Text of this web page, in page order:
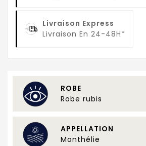
Livraison Express
Livraison En 24-48H*
ROBE
Robe rubis
APPELLATION
Monthélie